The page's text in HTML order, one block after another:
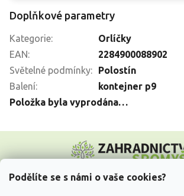
Podělíte se s námi o vaše cookies?
Doplňkové parametry
Kategorie:
Orlíčky
EAN:
2284900088902
Světelné podmínky:
Polostín
Balení:
kontejner p9
Položka byla vyprodána…
p